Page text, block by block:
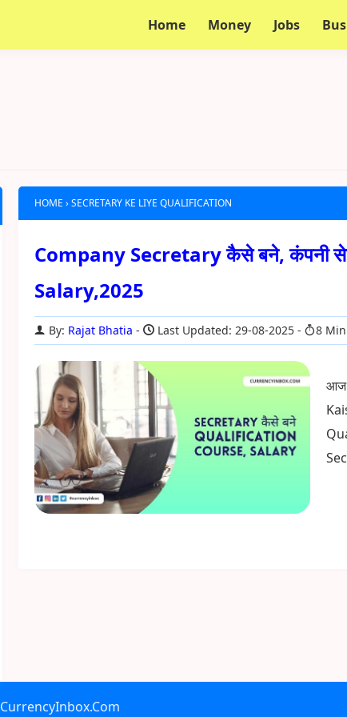
Home Money Jobs
HOME ›SECRETARY KE LIYE QUALIFICATION
Company Secretary कैसे बने, कंपनी
Salary,2025
By: Rajat Bhatia Last Updated: 29-08-2025 8
आज
CurrencyInbox.Com